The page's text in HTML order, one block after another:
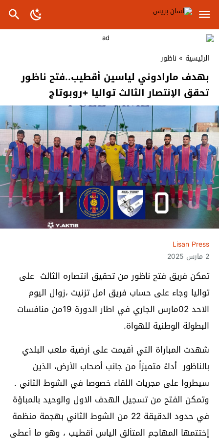
الرئيسية » ناظور
بهدف مارادوني لياسين أقطيب..فتح ناظور
تحقق الإنتصار الثالث تواليا +روبوتاج
Lisan Press
2 مارس 2025
تمكن فريق فتح ناظور من تحقيق انتصاره الثالث على
تواليا وجاء على حساب فريق امل تزنيت ،زوال اليوم
الاحد 02مارس الجاري في اطار الدورة 19من منافسات
البطولة الوطنية للهواة.
شهدت المباراة التي أقيمت على أرضية ملعب البلدي
بالناظور أداءً متميزاً من جانب أصحاب الأرض، الذين
سيطروا على مجريات اللقاء خصوصا في الشوط الثاني .
وتمكن الفتح من تسجيل الهدف الاول والوحيد بالمباؤة
في حدود الدقيقة 22 من الشوط الثاني بهجمة منظمة
إختتمها المهاجم المتألق الياس أقطيب ، وهو ما أعطى